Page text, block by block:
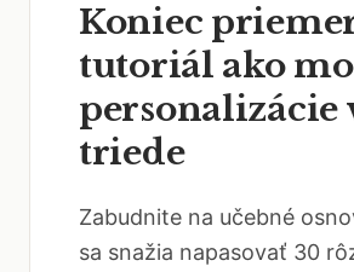
Koniec
tutoriál ako
personalizácie
triede
Zabudnite na učebné
sa snažia napasovať 30